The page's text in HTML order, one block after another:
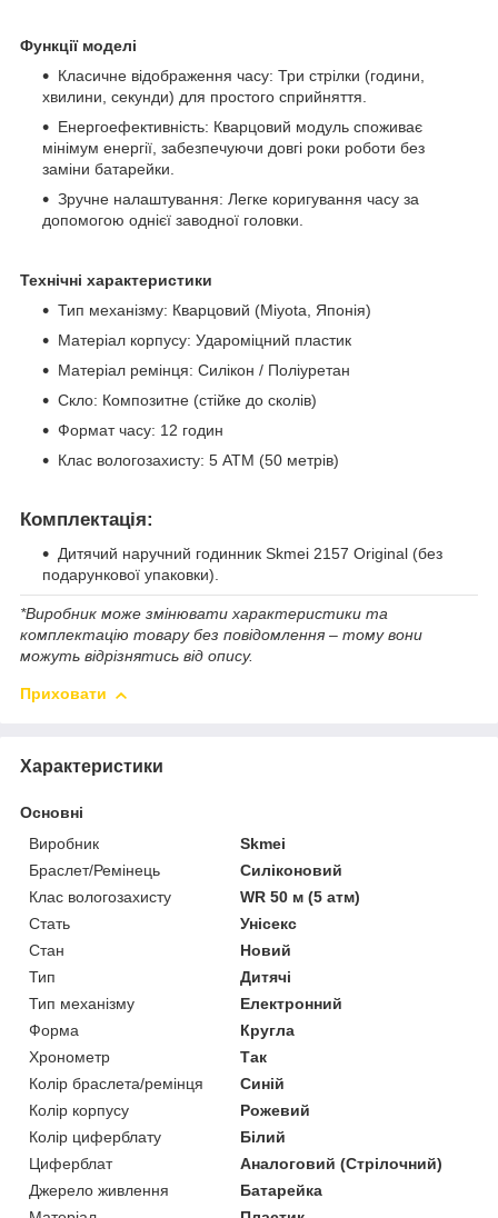
Функції моделі
Класичне відображення часу: Три стрілки (години,
хвилини, секунди) для простого сприйняття.
Енергоефективність: Кварцовий модуль споживає
мінімум енергії, забезпечуючи довгі роки роботи без
заміни батарейки.
Зручне налаштування: Легке коригування часу за
допомогою однієї заводної головки.
Технічні характеристики
Тип механізму: Кварцовий (Miyota, Японія)
Матеріал корпусу: Удароміцний пластик
Матеріал ремінця: Силікон / Поліуретан
Скло: Композитне (стійке до сколів)
Формат часу: 12 годин
Клас вологозахисту: 5 ATM (50 метрів)
Комплектація:
Дитячий наручний годинник Skmei 2157 Original (без
подарункової упаковки).
*Виробник може змінювати характеристики та
комплектацію товару без повідомлення – тому вони
можуть відрізнятись від опису.
Приховати
Характеристики
Основні
Виробник
Skmei
Браслет/Ремінець
Силіконовий
Клас вологозахисту
WR 50 м (5 атм)
Стать
Унісекс
Стан
Новий
Тип
Дитячі
Тип механізму
Електронний
Форма
Кругла
Хронометр
Так
Колір браслета/ремінця
Синій
Колір корпусу
Рожевий
Колір циферблату
Білий
Циферблат
Аналоговий (Стрілочний)
Джерело живлення
Батарейка